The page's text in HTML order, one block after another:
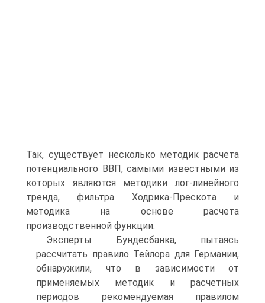
Так, существует несколько методик расчета
потенциального ВВП, самыми известными из
которых являются методики лог-линейного
тренда, фильтра Ходрика-Прескота и
методика на основе расчета
производственной функции.
Эксперты Бундесбанка, пытаясь
рассчитать правило Тейлора для Германии,
обнаружили, что в зависимости от
применяемых методик и расчетных
периодов рекомендуемая правилом